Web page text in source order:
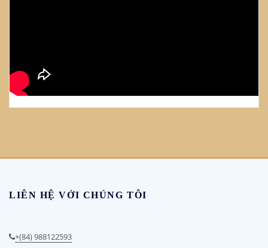
LIÊN HỆ VỚI CHÚNG TÔI
+(84) 988122593